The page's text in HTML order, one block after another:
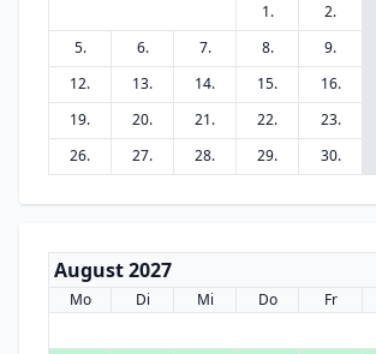
1.
2.
5.
6. 7. 8. 9.
12.
13. 14. 15. 16.
19.
20. 21. 22. 23.
26.
27. 28. 29. 30.
August 2027
Mo Di Mi Do Fr